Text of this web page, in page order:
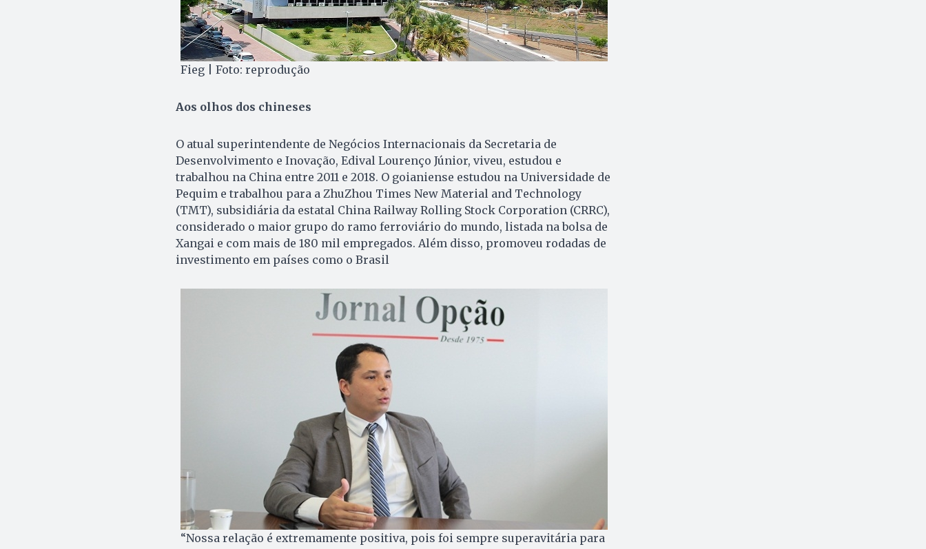
Fieg | Foto: reprodução
Aos olhos dos chineses
O atual superintendente de Negócios Internacionais da Secretaria de
Desenvolvimento e Inovação, Edival Lourenço Júnior, viveu, estudou e
trabalhou na China entre 2011 e 2018. O goianiense estudou na Universidade de
Pequim e trabalhou para a ZhuZhou Times New Material and Technology
(TMT), subsidiária da estatal China Railway Rolling Stock Corporation (CRRC),
considerado o maior grupo do ramo ferroviário do mundo, listada na bolsa de
Xangai e com mais de 180 mil empregados. Além disso, promoveu rodadas de
investimento em países como o Brasil
“Nossa relação é extremamente positiva, pois foi sempre superavitária para